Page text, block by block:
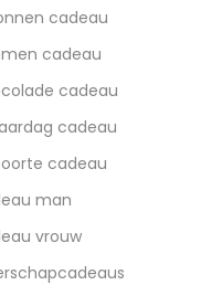
cadeau
cadeau
cadeau
cadeau
cadeau
man
vrouw